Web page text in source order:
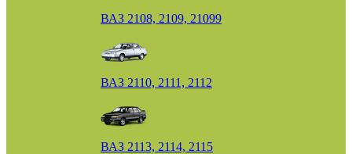
ВАЗ 2108, 2109, 21099
ВАЗ 2110, 2111, 2112
ВАЗ 2113, 2114, 2115